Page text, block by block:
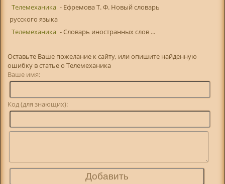
Телемеханика - Ефремова Т. Ф. Новый словарь
русского языка
Телемеханика - Словарь иностранных слов ...
Оставьте Ваше пожелание к сайту, или опишите найденную
ошибку в статье о Телемеханика
Ваше имя:
Код (для знающих):